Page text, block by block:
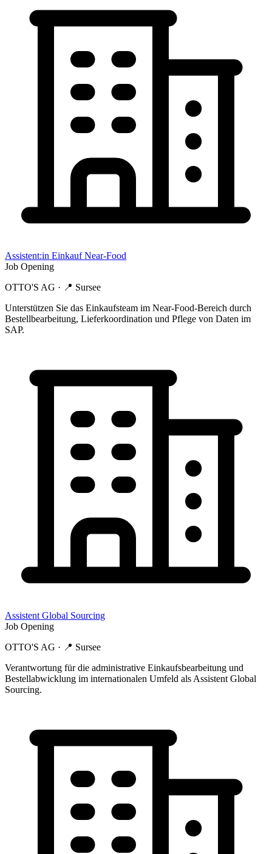
Assistent:in Einkauf Near-Food
Job Opening
OTTO'S AG · 📍 Sursee
Unterstützen Sie das Einkaufsteam im Near-Food-Bereich durch
Bestellbearbeitung, Lieferkoordination und Pflege von Daten im
SAP.
Assistent Global Sourcing
Job Opening
OTTO'S AG · 📍 Sursee
Verantwortung für die administrative Einkaufsbearbeitung und
Bestellabwicklung im internationalen Umfeld als Assistent Global
Sourcing.